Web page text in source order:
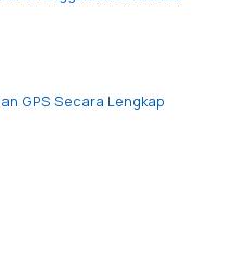
GPS Secara Lengkap